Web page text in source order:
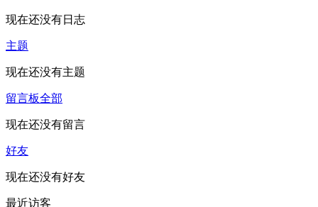
现在还没有日志
主题
现在还没有主题
留言板全部
现在还没有留言
好友
现在还没有好友
最近访客